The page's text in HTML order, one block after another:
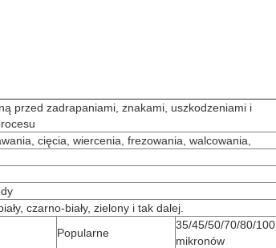
przed zadrapaniami, znakami, uszkodzeniami i
cięcia, wiercenia, frezowania, walcowania,
czarno-biały, zielony i tak dalej.
Popularne
35/45/50/70/80/100
mikronów